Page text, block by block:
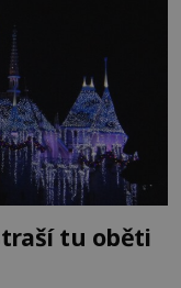
tu oběti